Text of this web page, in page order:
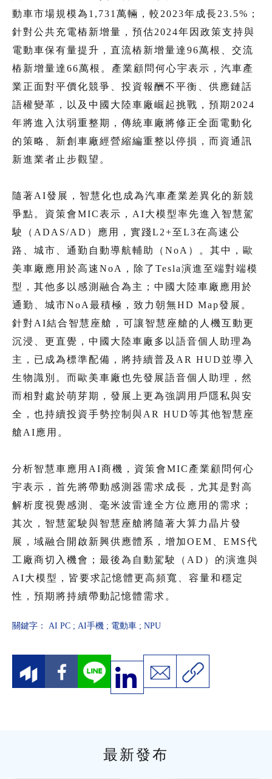
動車市場規模為1,731萬輛，較2023年成長23.5%；
針對公共充電樁新增量，預估2024年因政策支持與
電動車保有量提升，直流樁新增量達96萬根、交流
樁新增量達66萬根。產業顧問何心宇表示，汽車產
業正面對平價化競爭、投資報酬不平衡、供應鏈話
語權變革，以及中國大陸車廠崛起挑戰，預期2024
年將進入汰弱重整期，傳統車廠將修正全面電動化
的策略、新創車廠經營縮編重整以停損，而資通訊
新進業者止步觀望。
隨著AI發展，智慧化也成為汽車產業差異化的新競
爭點。資策會MIC表示，AI大模型率先進入智慧駕
駛（ADAS/AD）應用，實踐L2+至L3在高速公
路、城市、通勤自動導航輔助（NoA）。其中，歐
美車廠應用於高速NoA，除了Tesla演進至端對端模
型，其他多以感測融合為主；中國大陸車廠應用於
通勤、城市NoA最積極，致力朝無HD Map發展。
針對AI結合智慧座艙，可讓智慧座艙的人機互動更
沉浸、更直覺，中國大陸車廠多以語音個人助理為
主，已成為標準配備，將持續普及AR HUD並導入
生物識別。而歐美車廠也先發展語音個人助理，然
而相對處於萌芽期，發展上更為強調用戶隱私與安
全，也持續投資手勢控制與AR HUD等其他智慧座
艙AI應用。
分析智慧車應用AI商機，資策會MIC產業顧問何心
宇表示，首先將帶動感測器需求成長，尤其是對高
解析度視覺感測、毫米波雷達全方位應用的需求；
其次，智慧駕駛與智慧座艙將隨著大算力晶片發
展，域融合開啟新興供應體系，增加OEM、EMS代
工廠商切入機會；最後為自動駕駛（AD）的演進與
AI大模型，皆要求記憶體更高頻寬、容量和穩定
性，預期將持續帶動記憶體需求。
關鍵字： AI PC ; AI手機 ; 電動車 ; NPU
最新發布